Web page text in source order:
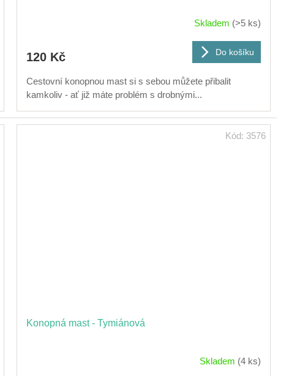
Skladem (>5 ks)
120 Kč Do košíku
Cestovní konopnou mast si s sebou můžete přibalit
kamkoliv - ať již máte problém s drobnými...
Konopná mast - Tymiánová
Skladem (4 ks)
Kód: 3576